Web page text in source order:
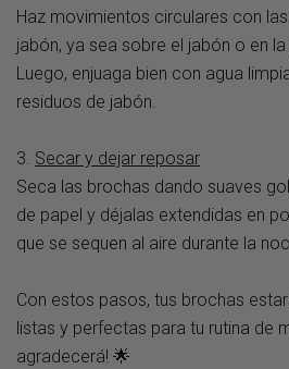
Haz movimientos circulares con
jabón, ya sea sobre el jabón o en
Luego, enjuaga bien con agua
residuos de jabón.
3. Secar y dejar reposar
Seca las brochas dando suaves
de papel y déjalas extendidas en
que se sequen al aire durante la
Con estos pasos, tus brochas
listas y perfectas para tu rutina de
agradecerá! 🌟